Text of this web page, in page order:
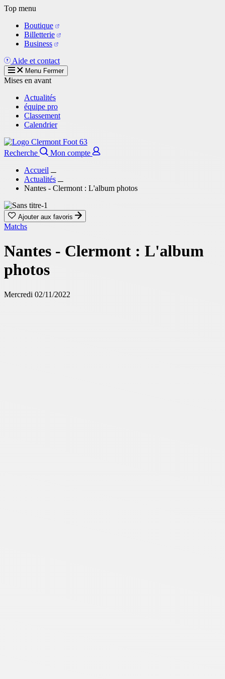
Aller
contenu
principal
Top menu
Boutique
Billetterie
Business
Aide et contact
Menu Fermer
Mises en avant
Actualités
équipe pro
Classement
Calendrier
Recherche
Mon compte
Accueil
Actualités
Nantes - Clermont : L'album photos
Ajouter aux favoris
Matchs
Nantes - Clermont : L'album
photos
Mercredi 02/11/2022